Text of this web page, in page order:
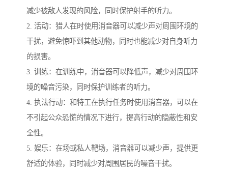
减少被敌人发现的风险，同时保护射手的听力。
2. 活动：猎人在时使用消音器可以减少声对周围环境的
干扰，避免惊吓到其他动物，同时也能减少对自身听力
的损害。
3. 训练：在训练中，消音器可以降低声，减少对周围环
境的噪音污染，同时保护训练者的听力。
4. 执法行动：和特工在执行任务时使用消音器，可以在
不引起公众恐慌的情况下进行，提高行动的隐蔽性和安
全性。
5. 娱乐：在场或私人靶场，消音器可以减少声，提供更
舒适的体验，同时减少对周围居民的噪音干扰。